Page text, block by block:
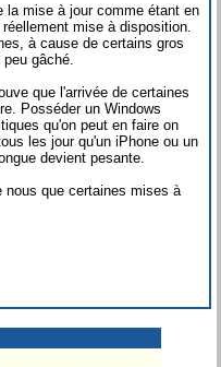
la mise à jour comme étant en
réellement mise à disposition.
à cause de certains gros
gâché.
que l'arrivée de certaines
Posséder un Windows
qu'on peut en faire on
les jour qu'un iPhone ou un
devient pesante.
que certaines mises à